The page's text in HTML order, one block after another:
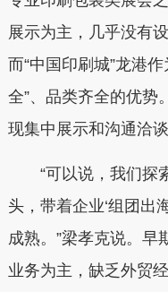
展示为主，几乎没有
而“中国印刷城”龙港
全”、品类齐全的优势
现集中展示和沟通洽谈
“可以说，我们探
头，带着企业‘组团出
成熟。”梁孝克说。早
业务为主，缺乏外贸